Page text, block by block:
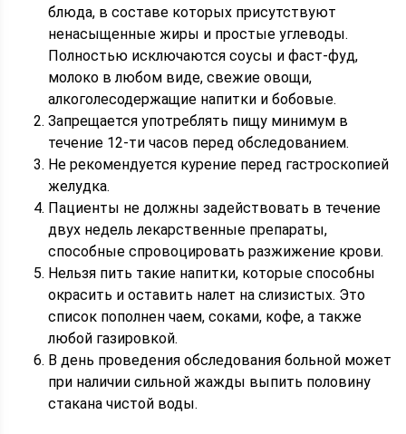
блюда, в составе которых присутствуют
ненасыщенные жиры и простые углеводы.
Полностью исключаются соусы и фаст-фуд,
молоко в любом виде, свежие овощи,
алкоголесодержащие напитки и бобовые.
Запрещается употреблять пищу минимум в
течение 12-ти часов перед обследованием.
Не рекомендуется курение перед гастроскопией
желудка.
Пациенты не должны задействовать в течение
двух недель лекарственные препараты,
способные спровоцировать разжижение крови.
Нельзя пить такие напитки, которые способны
окрасить и оставить налет на слизистых. Это
список пополнен чаем, соками, кофе, а также
любой газировкой.
В день проведения обследования больной может
при наличии сильной жажды выпить половину
стакана чистой воды.